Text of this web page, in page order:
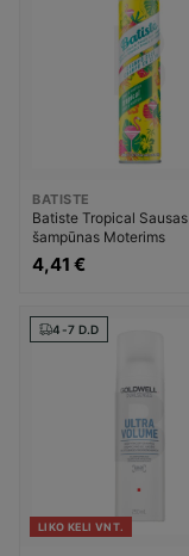
BATISTE
Batiste Tropical Sausas
šampūnas Moterims
4,41 €
4-7 D.D
LIKO KELI VNT.